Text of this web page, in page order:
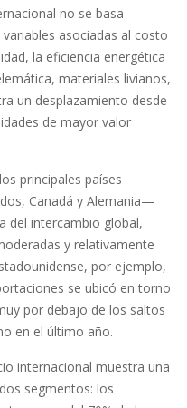
no se basa
asociadas al costo
la eficiencia energética
materiales livianos,
un desplazamiento desde
de mayor valor
principales países
Canadá y Alemania—
del intercambio global,
y relativamente
por ejemplo,
se ubicó en torno
por debajo de los saltos
en el último año.
internacional muestra una
segmentos: los